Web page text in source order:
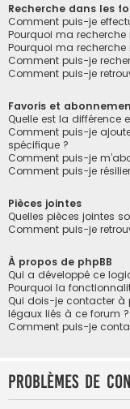
Recherche dans les
Comment puis-je
Pourquoi ma
Pourquoi ma
Comment puis-je
Comment puis-je
Favoris et
Quelle est la différence
Comment puis-je
spécifique ?
Comment puis-je
Comment puis-je
Pièces jointes
Quelles pièces jointes
Comment puis-je
À propos de phpBB
Qui a développé ce
Pourquoi la
Qui dois-je contacter à
légaux liés à ce forum ?
Comment puis-je
Problèmes de